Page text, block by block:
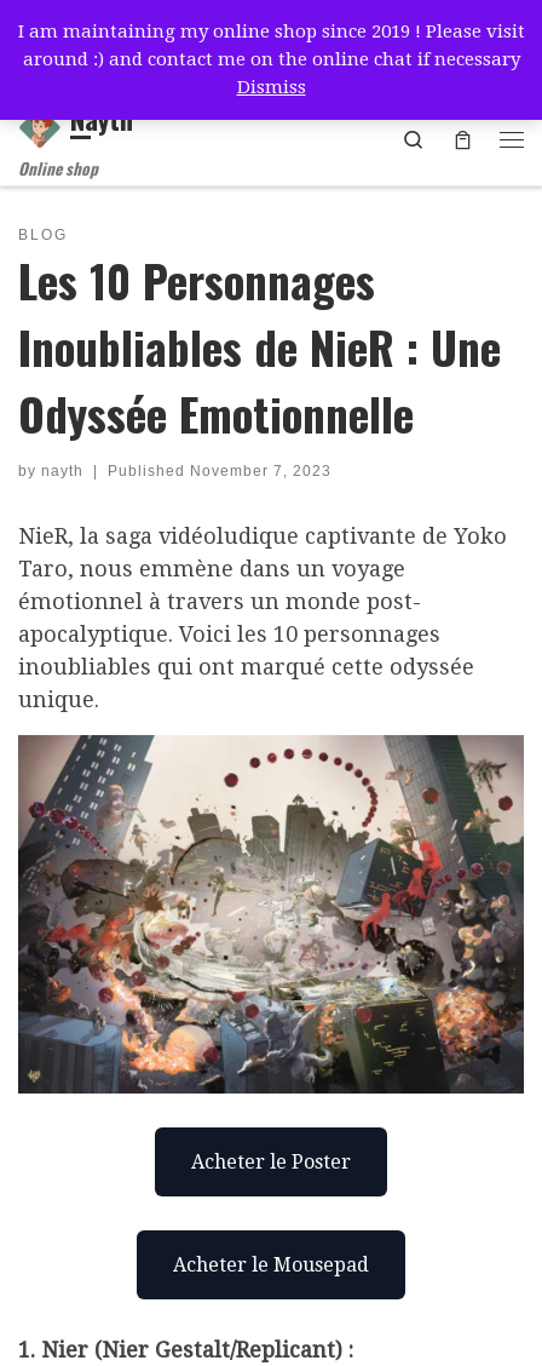
I am maintaining my online shop since 2019 ! Please visit
around :) and contact me on the online chat if necessary
Dismiss
Skip to content
Nayth
Online shop
Search
BLOG
Les 10 Personnages
Inoubliables de NieR : Une
Odyssée Emotionnelle
by nayth Published November 7, 2023
NieR, la saga vidéoludique captivante de Yoko
Taro, nous emmène dans un voyage
émotionnel à travers un monde post-
apocalyptique. Voici les 10 personnages
inoubliables qui ont marqué cette odyssée
unique.
Acheter le Poster
Acheter le Mousepad
1. Nier (Nier Gestalt/Replicant) :